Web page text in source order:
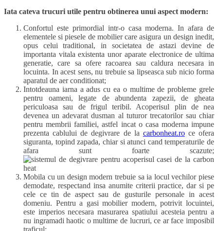
Iata cateva trucuri utile pentru obtinerea unui aspect modern:
Confortul este primordial intr-o casa moderna. In afara de
elementele si piesele de mobilier care asigura un design inedit,
opus celui traditional, in societatea de astazi devine de
importanta vitala existenta unor aparate electronice de ultima
generatie, care sa ofere racoarea sau caldura necesara in
locuinta. In acest sens, nu trebuie sa lipseasca sub nicio forma
aparatul de aer conditionat;
Intotdeauna iarna a adus cu ea o multime de probleme grele
pentru oameni, legate de abundenta zapezii, de gheata
periculoasa sau de frigul teribil. Acoperisul plin de nea
devenea un adevarat dusman al tuturor trecatorilor sau chiar
pentru membrii familiei, astfel incat o casa moderna impune
prezenta cablului de degivrare de la carbonheat.roce ofera
siguranta, topind zapada, chiar si atunci cand temperaturile de
afara sunt foarte scazute;
Mobila cu un design modern trebuie sa ia locul vechilor piese
demodate, respectand insa anumite criterii practice, dar si pe
cele ce tin de aspect sau de gusturile personale in acest
domeniu. Pentru a gasi mobilier modern, potrivit locuintei,
este imperios necesara masurarea spatiului acesteia pentru a
nu ingramadi haotic o multime de lucruri, ce ar face imposibil